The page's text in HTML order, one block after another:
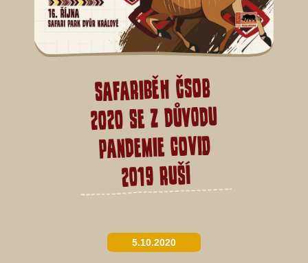
Safariběh ČSOB
2020 se z důvodu
pandemie COVID
2019 ruší
5.10.2020